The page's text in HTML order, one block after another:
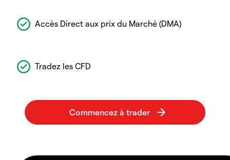
Accès Direct aux prix du Marché (DMA)
Tradez les CFD